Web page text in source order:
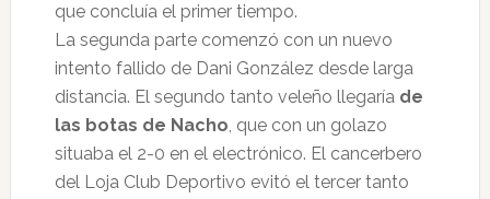
que concluía el primer tiempo.
La segunda parte comenzó con un nuevo
intento fallido de Dani González desde larga
distancia. El segundo tanto veleño llegaría de
las botas de Nacho, que con un golazo
situaba el 2-0 en el electrónico. El cancerbero
del Loja Club Deportivo evitó el tercer tanto